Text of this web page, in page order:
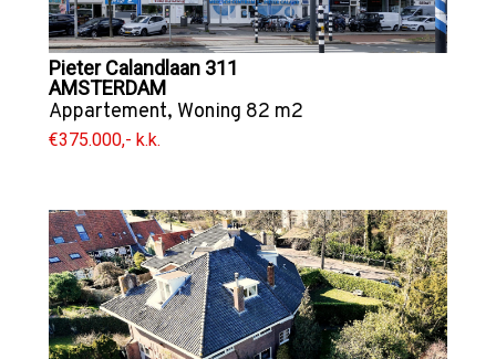
Pieter Calandlaan 311
AMSTERDAM
Appartement, Woning 82 m2
€375.000,- k.k.